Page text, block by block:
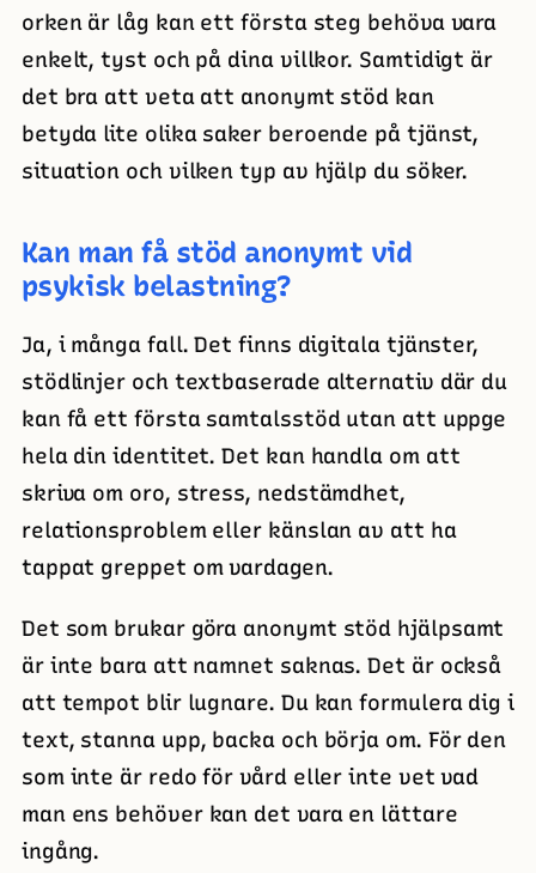
orken är låg kan ett första steg behöva vara
enkelt, tyst och på dina villkor. Samtidigt är
det bra att veta att anonymt stöd kan
betyda lite olika saker beroende på tjänst,
situation och vilken typ av hjälp du söker.
Kan man få stöd anonymt vid
psykisk belastning?
Ja, i många fall. Det finns digitala tjänster,
stödlinjer och textbaserade alternativ där du
kan få ett första samtalsstöd utan att uppge
hela din identitet. Det kan handla om att
skriva om oro, stress, nedstämdhet,
relationsproblem eller känslan av att ha
tappat greppet om vardagen.
Det som brukar göra anonymt stöd hjälpsamt
är inte bara att namnet saknas. Det är också
att tempot blir lugnare. Du kan formulera dig i
text, stanna upp, backa och börja om. För den
som inte är redo för vård eller inte vet vad
man ens behöver kan det vara en lättare
ingång.